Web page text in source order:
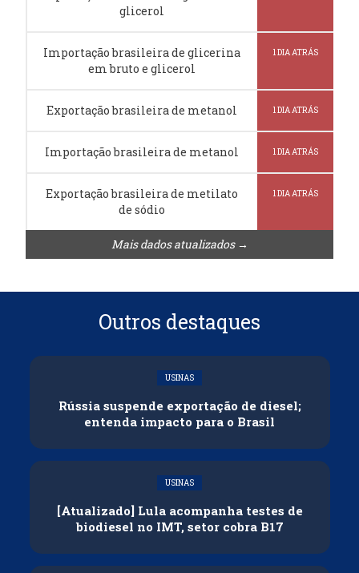
glicerol
Importação brasileira de glicerina
em bruto e glicerol
1 DIA ATRÁS
Exportação brasileira de metanol 1 DIA ATRÁS
Importação brasileira de metanol 1 DIA ATRÁS
Exportação brasileira de metilato
de sódio
1 DIA ATRÁS
Mais dados atualizados →
Outros destaques
USINAS
Rússia suspende exportação de diesel;
entenda impacto para o Brasil
USINAS
[Atualizado] Lula acompanha testes de
biodiesel no IMT, setor cobra B17